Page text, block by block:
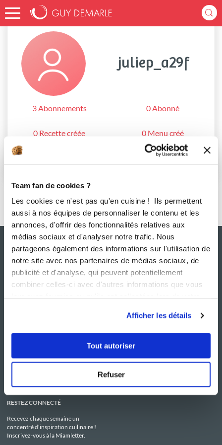
Team fan de cookies ?
Les cookies ce n'est pas qu'en cuisine ! Ils permettent
aussi à nos équipes de personnaliser le contenu et les
annonces, d'offrir des fonctionnalités relatives aux
médias sociaux et d'analyser notre trafic. Nous
partageons également des informations sur l'utilisation de
notre site avec nos partenaires de médias sociaux, de
publicité et d'analyse, qui peuvent potentiellement
combiner celles-ci avec d'autres informations que vous
Afficher les détails
Tout autoriser
Refuser
Accueil juliep_a29f
juliep_a29f
3 Abonnements 0 Abonné
0 Recette créée 0 Menu créé
Le Mag'
Boutique
C.G.U
Politique de confidentialité
Utilisation des Cookies
RESTEZ CONNECTÉ
Recevez chaque semaine un
concentré d'inspiration cuilinaire !
Inscrivez-vous à la Miamletter.